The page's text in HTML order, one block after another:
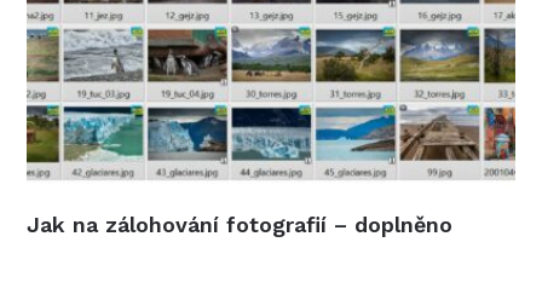
Jak na zálohování fotografií – doplněno